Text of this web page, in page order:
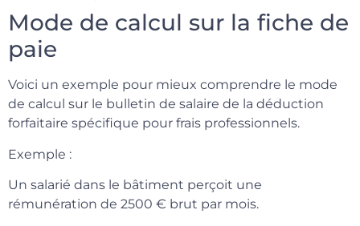
Mode de calcul sur la fiche de
paie
Voici un exemple pour mieux comprendre le mode
de calcul sur le bulletin de salaire de la déduction
forfaitaire spécifique pour frais professionnels.
Exemple :
Un salarié dans le bâtiment perçoit une
rémunération de 2500 € brut par mois.